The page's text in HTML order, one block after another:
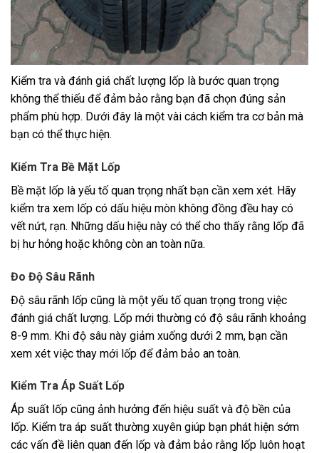
Kiểm tra và đánh giá chất lượng lốp là bước quan trọng
không thể thiếu để đảm bảo rằng bạn đã chọn đúng sản
phẩm phù hợp. Dưới đây là một vài cách kiểm tra cơ bản mà
bạn có thể thực hiện.
Kiểm Tra Bề Mặt Lốp
Bề mặt lốp là yếu tố quan trọng nhất bạn cần xem xét. Hãy
kiểm tra xem lốp có dấu hiệu mòn không đồng đều hay có
vết nứt, rạn. Những dấu hiệu này có thể cho thấy rằng lốp đã
bị hư hỏng hoặc không còn an toàn nữa.
Đo Độ Sâu Rãnh
Độ sâu rãnh lốp cũng là một yếu tố quan trọng trong việc
đánh giá chất lượng. Lốp mới thường có độ sâu rãnh khoảng
8-9 mm. Khi độ sâu này giảm xuống dưới 2 mm, bạn cần
xem xét việc thay mới lốp để đảm bảo an toàn.
Kiểm Tra Áp Suất Lốp
Áp suất lốp cũng ảnh hưởng đến hiệu suất và độ bền của
lốp. Kiểm tra áp suất thường xuyên giúp bạn phát hiện sớm
các vấn đề liên quan đến lốp và đảm bảo rằng lốp luôn hoạt